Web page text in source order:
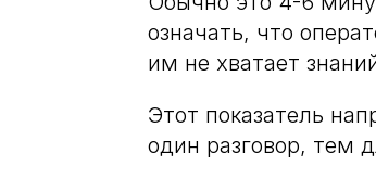
означать, что
им не хватает
Этот показатель
один разговор, тем